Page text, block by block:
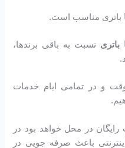
باتری مناسب است.
باتری نسبت به باقی برندها،
و در تمامی ایام خدمات
در محل خواهد بود در
باعث صرفه جویی در